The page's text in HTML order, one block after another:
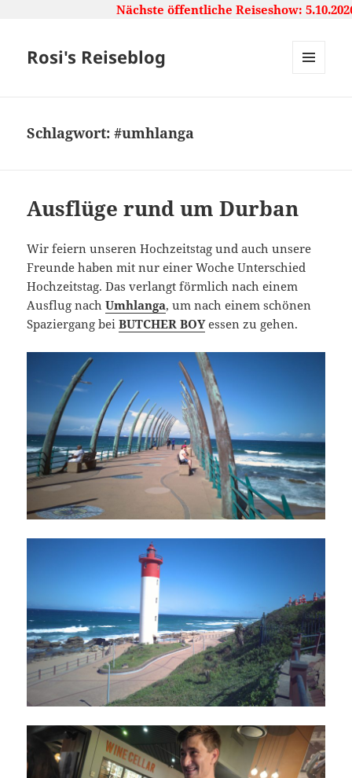
Nächste öffentliche Reiseshow: 5.10.2026,
Rosi's Reiseblog
Schlagwort:#umhlanga
Ausflüge rund um Durban
Wir feiern unseren Hochzeitstag und auch unsere
Freunde haben mit nur einer Woche Unterschied
Hochzeitstag. Das verlangt förmlich nach einem
Ausflug nachUmhlanga, um nach einem schönen
Spaziergang beiBUTCHER BOYessen zu gehen.